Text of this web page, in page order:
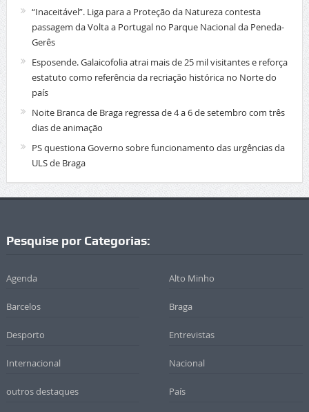
“Inaceitável”. Liga para a Proteção da Natureza contesta
passagem da Volta a Portugal no Parque Nacional da Peneda-
Gerês
Esposende. Galaicofolia atrai mais de 25 mil visitantes e reforça
estatuto como referência da recriação histórica no Norte do
país
Noite Branca de Braga regressa de 4 a 6 de setembro com três
dias de animação
PS questiona Governo sobre funcionamento das urgências da
ULS de Braga
Pesquise por Categorias:
Agenda Alto Minho
Barcelos Braga
Desporto Entrevistas
Internacional Nacional
outros destaques País